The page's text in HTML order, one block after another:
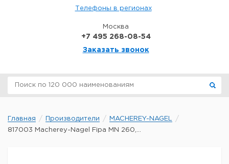
Телефоны в регионах
Москва
+7 495 268-08-54
Заказать звонок
Главная Производители
MACHEREY-NAGEL
817003 Macherey-Nagel Fipa MN 260,...